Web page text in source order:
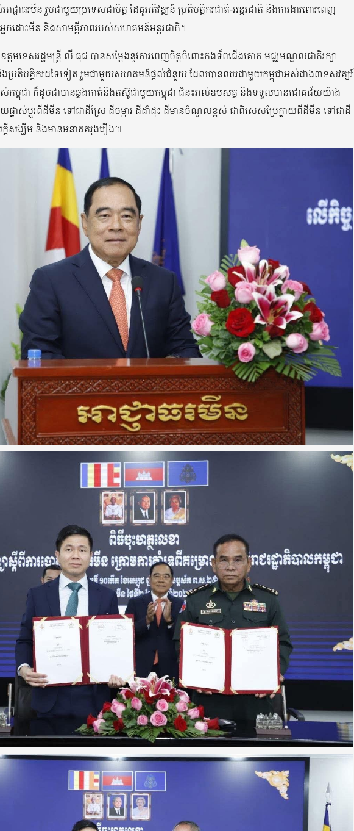
ជ្ញាធរមីន រួមជាមួយប្រទេសជាមិត្ត ដៃគូអភិវឌ្ឍន៍ ប្រតិបត្តិករជាតិ-អន្តរជាតិ និងការងារពោរពេញ
នកដោះមីន និងសាមគ្គីភាពរបស់សហគមន៍អន្តរជាតិ។
តមទេសរដ្ឋមន្រ្តី លី ធុជ បានសម្តែងនូវការពេញចិត្តចំពោះកងទ័ពជើងគោក មជ្ឈមណ្ឌលជាតិរក្សា
ងប្រតិបត្តិករដទៃទៀត រួមជាមួយសហគមន៍ផ្តល់ជំនួយ ដែលបានឈរជាមួយកម្ពុជាអស់ជាង៣ទសវត្សរ៍
បស់កម្ពុជា ក៏ដូចជាបានឆ្លងកាត់និងតស៊ូជាមួយកម្ពុជា ជំនះរាល់ឧបសគ្គ និងទទួលបានជោគជ័យយ៉ាង
ផ្លាស់ប្តូរពីដីមីន ទៅជាដីស្រែ ដីចម្ការ ដីដាំដុះ ដីមានចំណូលខ្ពស់ ជាពិសេសប្រែក្លាយពីដីមីន ទៅជាដី
សង្ឃឹម និងមានអនាគតរុងរឿង៕